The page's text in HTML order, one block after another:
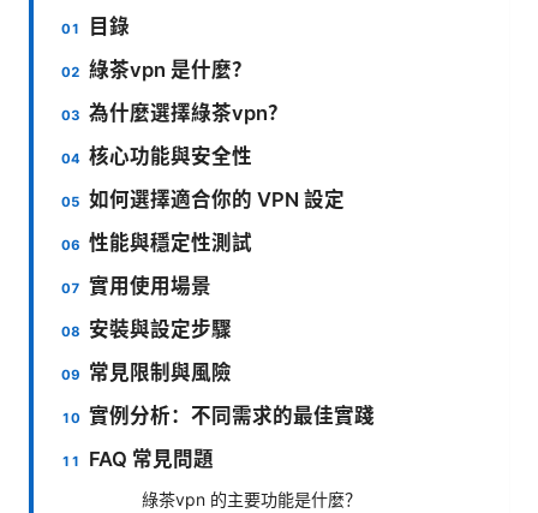
目錄
綠茶vpn 是什麼？
為什麼選擇綠茶vpn？
核心功能與安全性
如何選擇適合你的 VPN 設定
性能與穩定性測試
實用使用場景
安裝與設定步驟
常見限制與風險
實例分析：不同需求的最佳實踐
FAQ 常見問題
綠茶vpn 的主要功能是什麼？